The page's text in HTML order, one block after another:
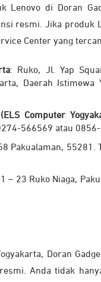
Lenovo di Doran
resmi. Jika produk
Center yang
: Ruko, Jl. Yap
Daerah
Computer
566569 atau
Pakualaman,
– 23 Ruko Niaga,
Doran
Anda tidak